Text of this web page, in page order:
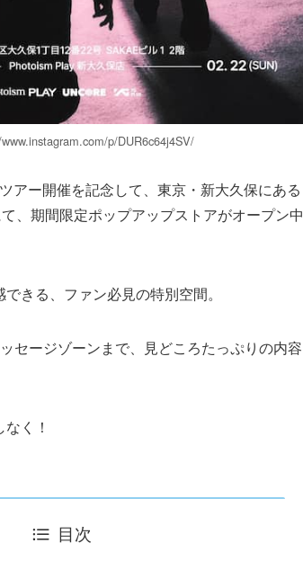
p/DUR6c64j4SV/
アー開催を記念して、東京・新大久保にある
、期間限定ポップアップストアがオープン中
きる、ファン必見の特別空間。
セージゾーンまで、見どころたっぷりの内容
く！
目次